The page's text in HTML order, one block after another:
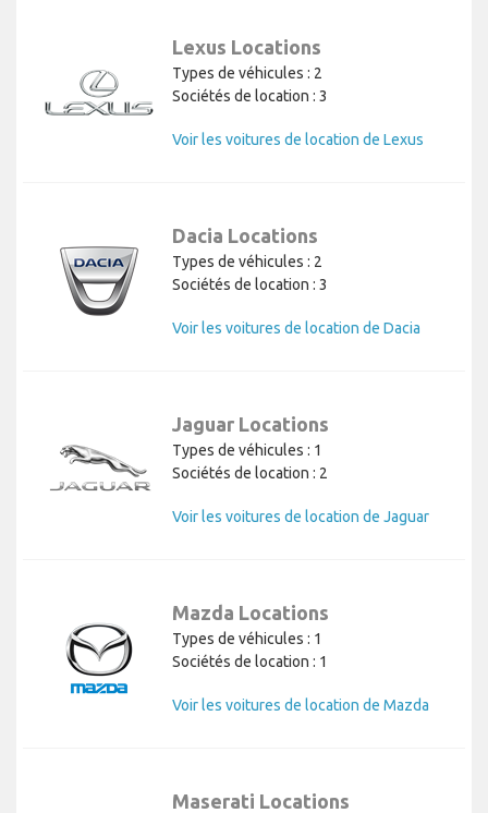
Lexus Locations
Types de véhicules : 2
Sociétés de location : 3
Voir les voitures de location de Lexus
Dacia Locations
Types de véhicules : 2
Sociétés de location : 3
Voir les voitures de location de Dacia
Jaguar Locations
Types de véhicules : 1
Sociétés de location : 2
Voir les voitures de location de Jaguar
Mazda Locations
Types de véhicules : 1
Sociétés de location : 1
Voir les voitures de location de Mazda
Maserati Locations